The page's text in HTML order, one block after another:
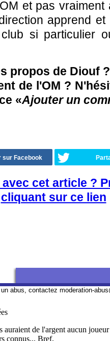
et pas
apprend
si particulier
propos de Diouf
de l'OM ?
«Ajouter un
sur Facebook
cet article ?
cliquant sur ce lien
abus, contactez moderation-